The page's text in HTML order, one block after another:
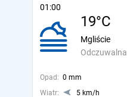
01:00
19°C
Odczuwalna
Mgliście
Opad: 0 mm
Wiatr:
5 km/h